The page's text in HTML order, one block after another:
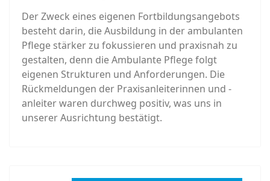
Der Zweck eines eigenen Fortbildungsangebots
besteht darin, die Ausbildung in der ambulanten
Pflege stärker zu fokussieren und praxisnah zu
gestalten, denn die Ambulante Pflege folgt
eigenen Strukturen und Anforderungen. Die
Rückmeldungen der Praxisanleiterinnen und -
anleiter waren durchweg positiv, was uns in
unserer Ausrichtung bestätigt.